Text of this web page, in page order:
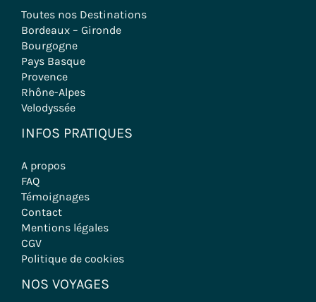
Toutes nos Destinations
Bordeaux – Gironde
Bourgogne
Pays Basque
Provence
Rhône-Alpes
Velodyssée
INFOS PRATIQUES
A propos
FAQ
Témoignages
Contact
Mentions légales
CGV
Politique de cookies
NOS VOYAGES